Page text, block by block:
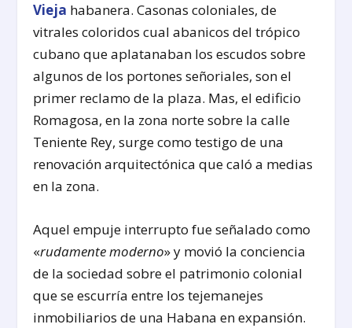
Vieja habanera. Casonas coloniales, de
vitrales coloridos cual abanicos del trópico
cubano que aplatanaban los escudos sobre
algunos de los portones señoriales, son el
primer reclamo de la plaza. Mas, el edificio
Romagosa, en la zona norte sobre la calle
Teniente Rey, surge como testigo de una
renovación arquitectónica que caló a medias
en la zona.
Aquel empuje interrupto fue señalado como
«rudamente moderno» y movió la conciencia
de la sociedad sobre el patrimonio colonial
que se escurría entre los tejemanejes
inmobiliarios de una Habana en expansión.